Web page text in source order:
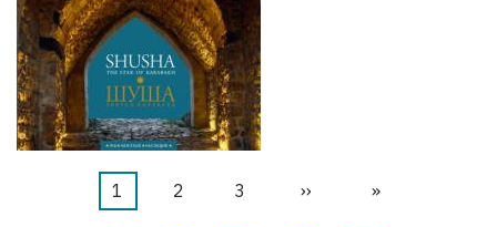
Paginación
Página
1 Página
2 Página
3
Siguiente
››
Última
»